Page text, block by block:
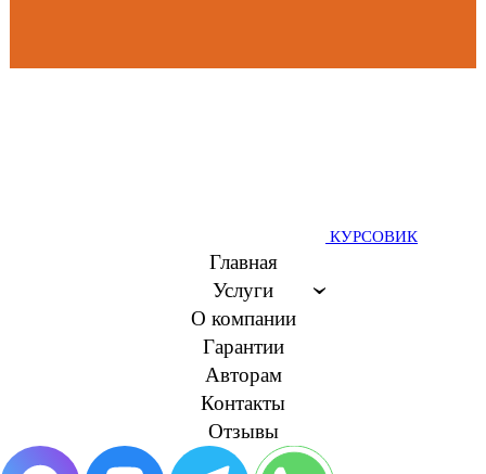
КУРСОВИК
Главная
Услуги
О компании
Гарантии
Авторам
Контакты
Отзывы